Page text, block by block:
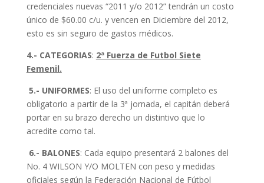
credenciales nuevas “2011 y/o 2012” tendrán un costo
único de $60.00 c/u. y vencen en Diciembre del 2012,
esto es sin seguro de gastos médicos.
4.- CATEGORIAS: 2ª Fuerza de Futbol Siete
Femenil.
5.- UNIFORMES: El uso del uniforme completo es
obligatorio a partir de la 3ª jornada, el capitán deberá
portar en su brazo derecho un distintivo que lo
acredite como tal.
6.- BALONES: Cada equipo presentará 2 balones del
No. 4 WILSON Y/O MOLTEN con peso y medidas
oficiales según la Federación Nacional de Fútbol